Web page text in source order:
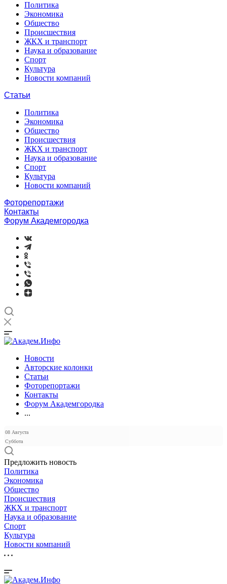
Политика
Экономика
Общество
Происшествия
ЖКХ и транспорт
Наука и образование
Спорт
Культура
Новости компаний
Статьи
Политика
Экономика
Общество
Происшествия
ЖКХ и транспорт
Наука и образование
Спорт
Культура
Новости компаний
Фоторепортажи
Контакты
Форум Академгородка
Новости
Авторские колонки
Статьи
Фоторепортажи
Контакты
Форум Академгородка
...
08 Августа
Суббота
Предложить новость
Политика
Экономика
Общество
Происшествия
ЖКХ и транспорт
Наука и образование
Спорт
Культура
Новости компаний